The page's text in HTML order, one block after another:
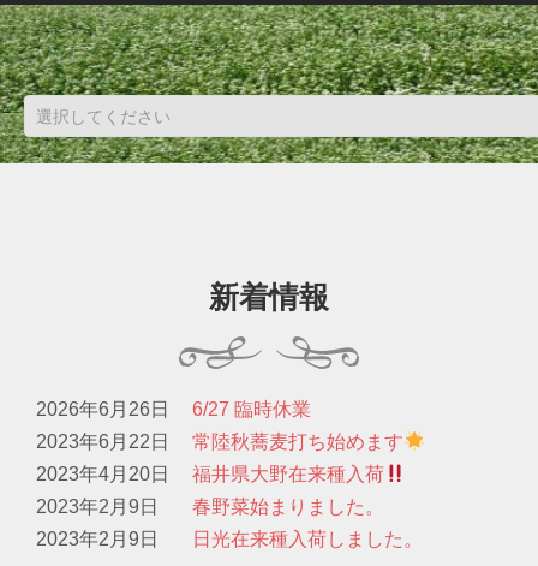
新着情報
2026年6月26日
6/27 臨時休業
2023年6月22日
常陸秋蕎麦打ち始めます
2023年4月20日
福井県大野在来種入荷
2023年2月9日
春野菜始まりました。
2023年2月9日
日光在来種入荷しました。